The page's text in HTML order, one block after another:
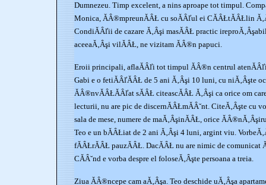
Dumnezeu. Timp excelent, a nins aproape tot timpul.
Monica, ĂÂ®mpreunĂÂŁ cu soĂÂľul ei CĂÂŁtĂÂŁlin
CondiĂÂľii de cazare Ă‚Âşi masĂÂŁ practic
aceeaĂ‚Âşi vilĂÂŁ, ne vizitam ĂÂ®n papuci.
Eroii principali, aflaĂÂľi tot timpul ĂÂ®n centrul
Gabi e o fetiĂÂľĂÂŁ de 5 ani Ă‚Âşi 10 luni, cu niĂ‚Âşte
ĂÂ®nvĂÂŁĂÂľat sĂÂŁ citeascĂÂŁ Ă‚Âşi ca orice om
lecturii, nu are pic de discernĂÂŁmĂÂ˘nt. CiteĂ‚Âşte cu
sala de mese, numere de maĂ‚ÂşinĂÂŁ, orice
Teo e un bĂÂŁiat de 2 ani Ă‚Âşi 4 luni, argint viu.
fĂÂŁrĂÂŁ pauzĂÂŁ. DacĂÂŁ nu are nimic de
CĂÂ˘nd e vorba despre el foloseĂ‚Âşte persoana a treia.
Ziua ĂÂ®ncepe cam aĂ‚Âşa. Teo deschide uĂ‚Âşa